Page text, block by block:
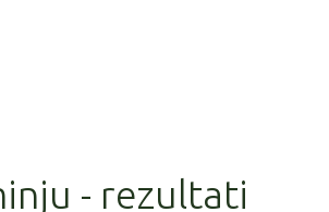
- rezultati